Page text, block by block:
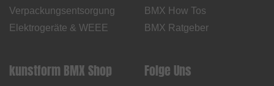
Verpackungsentsorgung
Elektrogeräte & WEEE
BMX How Tos
BMX Ratgeber
kunstform BMX Shop Folge Uns